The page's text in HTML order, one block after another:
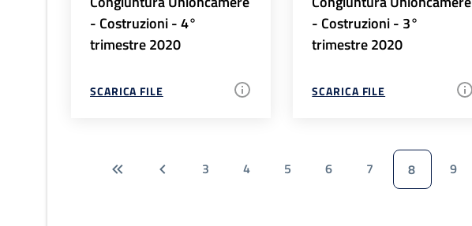
- Costruzioni - 4°
trimestre 2020
SCARICA FILE
- Costruzioni - 3°
trimestre 2020
SCARICA FILE
3 4 5 6 7 8 9